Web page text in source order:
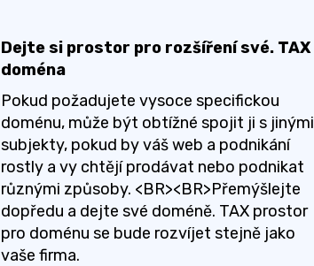
Dejte si prostor pro rozšíření své. TAX
doména
Pokud požadujete vysoce specifickou
doménu, může být obtížné spojit ji s jinými
subjekty, pokud by váš web a podnikání
rostly a vy chtějí prodávat nebo podnikat
různými způsoby. <BR><BR>Přemýšlejte
dopředu a dejte své doméně. TAX prostor
pro doménu se bude rozvíjet stejně jako
vaše firma.